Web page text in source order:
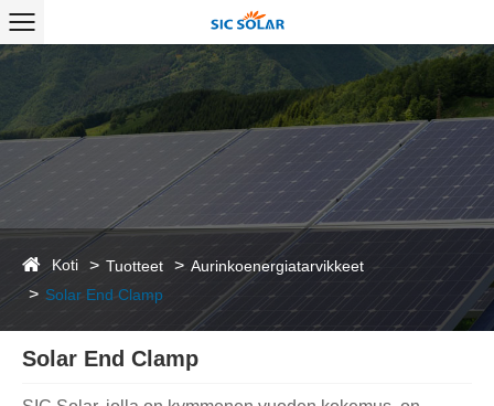
Koti Tuotteet
Aurinkoenergiatarvikkeet
Solar End Clamp
Solar End Clamp